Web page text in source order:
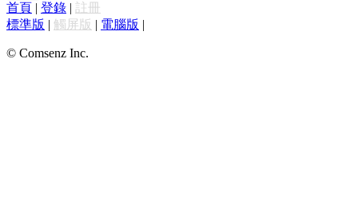
首頁 | 登錄 | 註冊
標準版 | 觸屏版 | 電腦版 |
© Comsenz Inc.